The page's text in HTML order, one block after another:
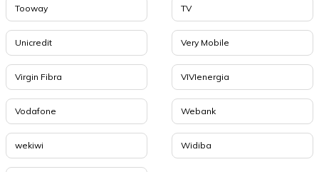
Tooway TV
Unicredit Very Mobile
Virgin Fibra VIVIenergia
Vodafone Webank
wekiwi Widiba